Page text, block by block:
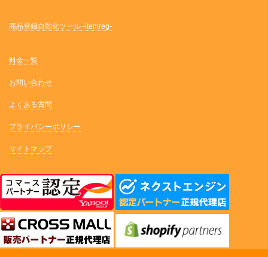
商品登録自動化ツール -itemreg-
料金一覧
お問い合わせ
よくある質問
プライバシーポリシー
サイトマップ